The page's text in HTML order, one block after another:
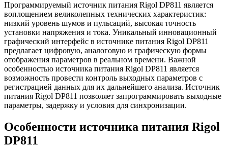
Программируемый источник питания Rigol DP811 является
воплощением великолепных технических характеристик:
низкий уровень шумов и пульсаций, высокая точность
установки напряжения и тока. Уникальный инновационный
графический интерфейс в источнике питания Rigol DP811
предлагает цифровую, аналоговую и графическую формы
отображения параметров в реальном времени. Важной
особенностью источника питания Rigol DP811 является
возможность провести контроль выходных параметров с
регистрацией данных для их дальнейшего анализа. Источник
питания Rigol DP811 позволяет запрограммировать выходные
параметры, задержку и условия для синхронизации.
Особенности источника питания Rigol
DP811